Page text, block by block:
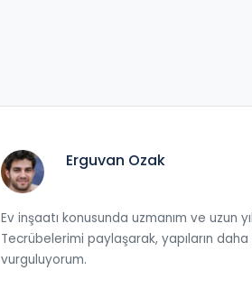
Erguvan Ozak
Ev inşaatı konusunda uzmanım ve uzun
Tecrübelerimi paylaşarak, yapıların
vurguluyorum.